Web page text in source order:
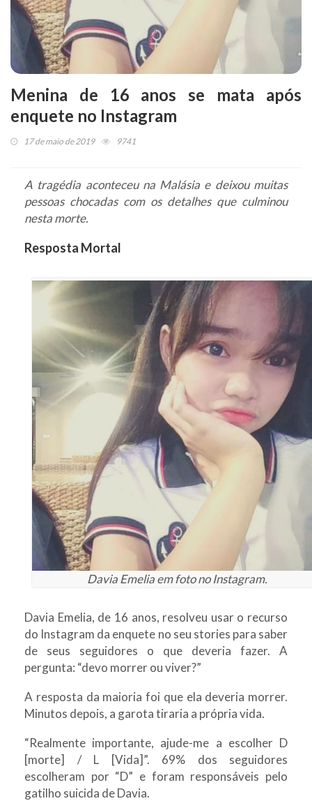
Menina de 16 anos se mata após
enquete no Instagram
17 de maio de 2019 9741
A tragédia aconteceu na Malásia e deixou muitas
pessoas chocadas com os detalhes que culminou
nesta morte.
Resposta Mortal
Davia Emelia em foto no Instagram.
Davia Emelia, de 16 anos, resolveu usar o recurso
do Instagram da enquete no seu stories para saber
de seus seguidores o que deveria fazer. A
pergunta: “devo morrer ou viver?”
A resposta da maioria foi que ela deveria morrer.
Minutos depois, a garota tiraria a própria vida.
“Realmente importante, ajude-me a escolher D
[morte] / L [Vida]”. 69% dos seguidores
escolheram por “D” e foram responsáveis pelo
gatilho suicida de Davia.